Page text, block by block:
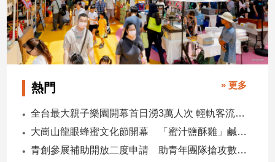
創
／
電
影
推
遊
熱門 » 更多
全台最大親子樂園開幕首日湧3萬人次 輕軌客流增20倍
大崗山龍眼蜂蜜文化節開幕 「蜜汁鹽酥雞」鹹甜跨界搶話題
青創參展補助開放二度申請 助青年團隊搶攻數位轉型商機